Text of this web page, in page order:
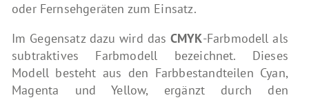
oder Fernsehgeräten zum Einsatz.
Im Gegensatz dazu wird das CMYK-Farbmodell als
subtraktives Farbmodell bezeichnet. Dieses
Modell besteht aus den Farbbestandteilen Cyan,
Magenta und Yellow, ergänzt durch den